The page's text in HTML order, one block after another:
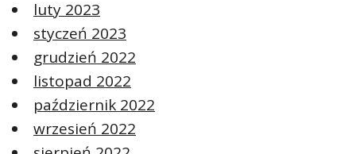
luty 2023
styczeń 2023
grudzień 2022
listopad 2022
październik 2022
wrzesień 2022